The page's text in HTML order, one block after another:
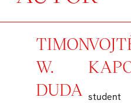
TIMON
W.
DUDA student